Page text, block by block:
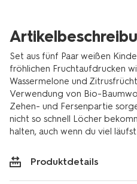
Set aus fünf Paar weißen
fröhlichen Fruchtaufdrucken
Wassermelone und
Verwendung von Bio-
Zehen- und Fersenpartie
nicht so schnell Löcher
halten, auch wenn du viel läufst.
Produktdetails